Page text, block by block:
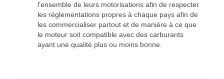
l’ensemble de leurs motorisations afin de respecter
les réglementations propres à chaque pays afin de
les commercialiser partout et de manière à ce que
le moteur soit compatible avec des carburants
ayant une qualité plus ou moins bonne.